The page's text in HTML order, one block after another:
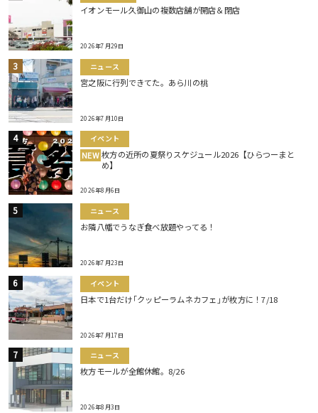
イオンモール久御山の複数店舗が開店＆閉店
2026年7月29日
ニュース
宮之阪に行列できてた。あら川の桃
2026年7月10日
イベント
NEW 枚方の近所の夏祭りスケジュール2026【ひらつーまと
め】
2026年8月6日
ニュース
お隣八幡でうなぎ食べ放題やってる！
2026年7月23日
イベント
日本で1台だけ｢クッピーラムネカフェ｣が枚方に！7/18
2026年7月17日
ニュース
枚方モールが全館休館。8/26
2026年8月3日